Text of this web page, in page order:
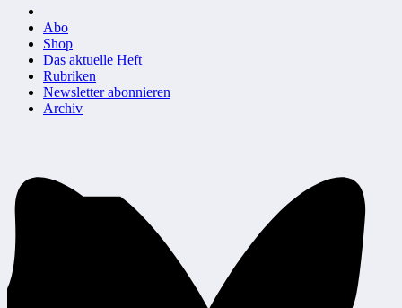
Abo
Shop
Das aktuelle Heft
Rubriken
Newsletter abonnieren
Archiv